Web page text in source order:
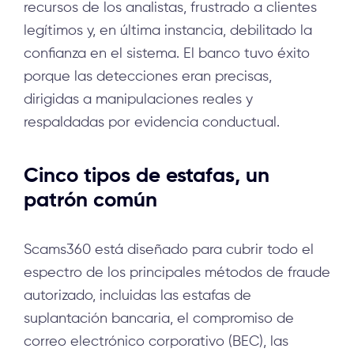
recursos de los analistas, frustrado a clientes
legítimos y, en última instancia, debilitado la
confianza en el sistema. El banco tuvo éxito
porque las detecciones eran precisas,
dirigidas a manipulaciones reales y
respaldadas por evidencia conductual.
Cinco tipos de estafas, un
patrón común
Scams360 está diseñado para cubrir todo el
espectro de los principales métodos de fraude
autorizado, incluidas las estafas de
suplantación bancaria, el compromiso de
correo electrónico corporativo (BEC), las